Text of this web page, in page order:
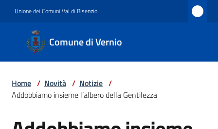
Unione dei Comuni Val di Bisenzio
Comune di Vernio
Comune
di
Vernio
Home / Novità / Notizie /
Addobbiamo insieme l’albero della Gentilezza
Salta al contenuto